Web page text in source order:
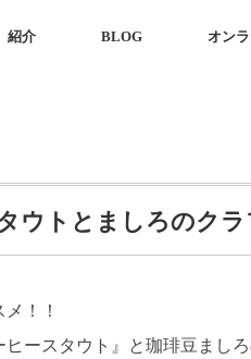
紹介 BLOG オン
ウトとましろのク
！！
ヒースタウト』と珈琲豆まし